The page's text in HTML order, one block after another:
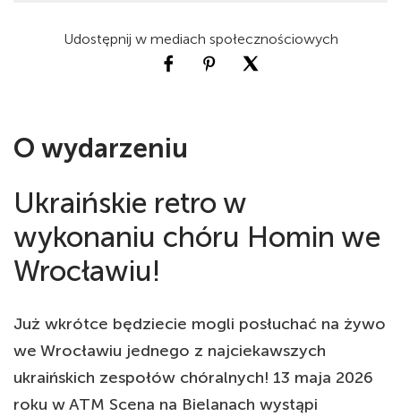
Udostępnij w mediach społecznościowych
O wydarzeniu
Ukraińskie retro w
wykonaniu chóru Homin we
Wrocławiu!
Już wkrótce będziecie mogli posłuchać na żywo
we Wrocławiu jednego z najciekawszych
ukraińskich zespołów chóralnych! 13 maja 2026
roku w ATM Scena na Bielanach wystąpi